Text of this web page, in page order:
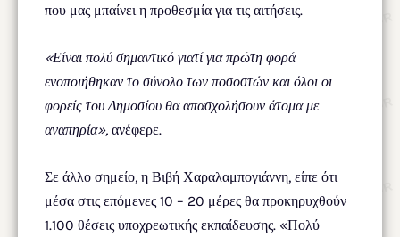
που μας μπαίνει η προθεσμία για τις αιτήσεις.
«Είναι πολύ σημαντικό γιατί για πρώτη φορά
ενοποιήθηκαν το σύνολο των ποσοστών και όλοι οι
φορείς του Δημοσίου θα απασχολήσουν άτομα με
αναπηρία», ανέφερε.
Σε άλλο σημείο, η Βιβή Χαραλαμπογιάννη, είπε ότι
μέσα στις επόμενες 10 – 20 μέρες θα προκηρυχθούν
1.100 θέσεις υποχρεωτικής εκπαίδευσης. «Πολύ